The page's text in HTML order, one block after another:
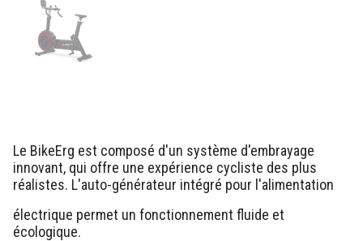
Le BikeErg est composé d'un système d'embrayage
innovant, qui offre une expérience cycliste des plus
réalistes. L'auto-générateur intégré pour l'alimentation
électrique permet un fonctionnement fluide et
écologique.